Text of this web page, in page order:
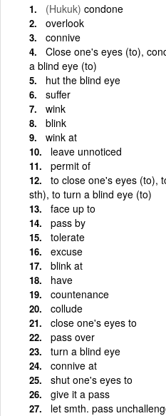
(Hukuk) condone
overlook
connive
Close one's eyes (to),
a blind eye (to)
hut the blind eye
suffer
wink
blink
wink at
leave unnoticed
permit of
to close one's eyes (to),
sth), to turn a blind eye (to)
face up to
pass by
tolerate
excuse
blink at
have
countenance
collude
close one's eyes to
pass over
turn a blind eye
connive at
shut one's eyes to
give it a pass
let smth. pass